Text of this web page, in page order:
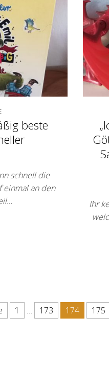
beste
schnell die
einmal an den
Ihr
der Beiträge
1 … 173 174 175